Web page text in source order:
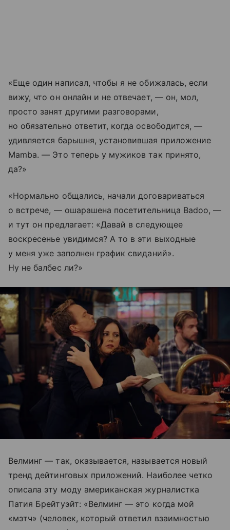
«Еще один написал, чтобы я не обижалась, если
вижу, что он онлайн и не отвечает, — он, мол,
просто занят другими разговорами,
но обязательно ответит, когда освободится, —
удивляется барышня, установившая приложение
Mamba. — Это теперь у мужиков так принято,
да?»
«Нормально общались, начали договариваться
о встрече, — ошарашена посетительница Badoo, —
и тут он предлагает: «Давай в следующее
воскресенье увидимся? А то в эти выходные
у меня уже заполнен график свиданий».
Ну не балбес ли?»
Велминг — так, оказывается, называется новый
тренд дейтинговых приложений. Наиболее четко
описала эту моду американская журналистка
Патия Брейтуэйт: «Велминг — это когда мой
«мэтч» (человек, который ответил взаимностью